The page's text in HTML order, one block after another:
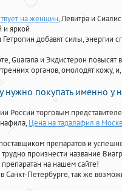
на женщин, Левитра и
яркой
добавят силы, энергии
Guarana и Экдистерон повысят
органов, омолодят кожу, и,
покупать именно у
России торговым
, Цена на тадалафил в
препаратов и
произнести название
на нашем сайте!
Петербурге, так же